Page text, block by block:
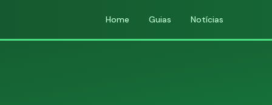
Home Guias Notícias